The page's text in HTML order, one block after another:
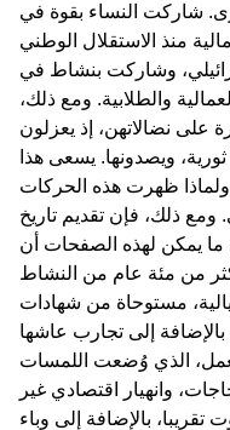
شاركت النساء بقوة في
منذ الاستقلال الوطني
وشاركت بنشاط في
والطلابية. ومع ذلك،
على نضالاتهن، إذ يعزلون
ثورية، ويصدونها. يسعى هذا
ولماذا ظهرت هذه الحركات
ذلك، فإن تقديم تاريخ
يمكن لهذه الصفحات أن
من مئة عام من النشاط
مستوحاة من شهادات
إلى تجارب عاشها
الذي وُضعت اللمسات
وانهيار اقتصادي غير
بالإضافة إلى وباء